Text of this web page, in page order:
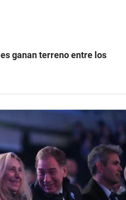
ganan terreno entre los